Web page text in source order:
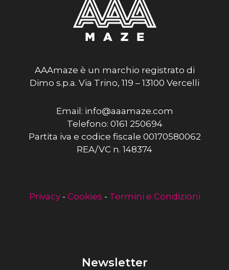
AAAmaze è un marchio registrato di
Dimo s.p.a. Via Trino, 119 – 13100 Vercelli
Email: info@aaamaze.com
Telefono: 0161 250694
Partita iva e codice fiscale 00170580062
REA/VC n. 148374
Privacy- Cookies - Termini e Condizioni
Newsletter